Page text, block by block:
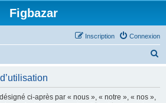
Figbazar
Connexion
Inscription
ci-après par « nous », « notre », « nos »,